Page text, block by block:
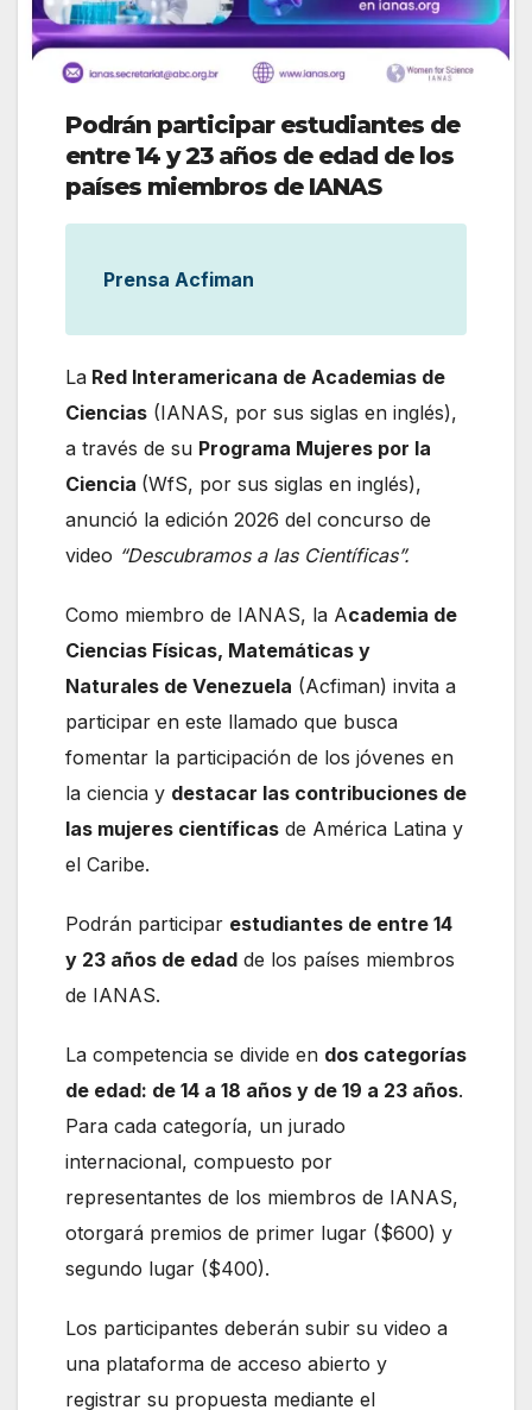
Podrán participar estudiantes de
entre 14 y 23 años de edad de los
países miembros de IANAS
Prensa Acfiman
La Red Interamericana de Academias de
Ciencias (IANAS, por sus siglas en inglés),
a través de su Programa Mujeres por la
Ciencia (WfS, por sus siglas en inglés),
anunció la edición 2026 del concurso de
video “Descubramos a las Científicas”.
Como miembro de IANAS, la Academia de
Ciencias Físicas, Matemáticas y
Naturales de Venezuela (Acfiman) invita a
participar en este llamado que busca
fomentar la participación de los jóvenes en
la ciencia y destacar las contribuciones de
las mujeres científicas de América Latina y
el Caribe.
Podrán participar estudiantes de entre 14
y 23 años de edad de los países miembros
de IANAS.
La competencia se divide en dos categorías
de edad: de 14 a 18 años y de 19 a 23 años.
Para cada categoría, un jurado
internacional, compuesto por
representantes de los miembros de IANAS,
otorgará premios de primer lugar ($600) y
segundo lugar ($400).
Los participantes deberán subir su video a
una plataforma de acceso abierto y
registrar su propuesta mediante el